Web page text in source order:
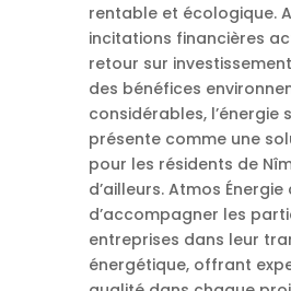
rentable et écologique.
incitations financières
retour sur
des bénéfices
considérables, l’énergie
présente comme une
pour les résidents de
d’ailleurs. Atmos
d’accompagner les
entreprises dans leur
énergétique, offrant